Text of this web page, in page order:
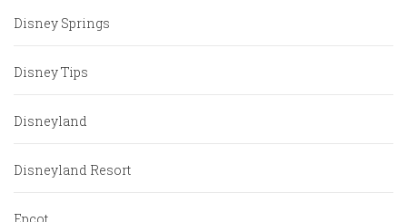
Disney Springs
Disney Tips
Disneyland
Disneyland Resort